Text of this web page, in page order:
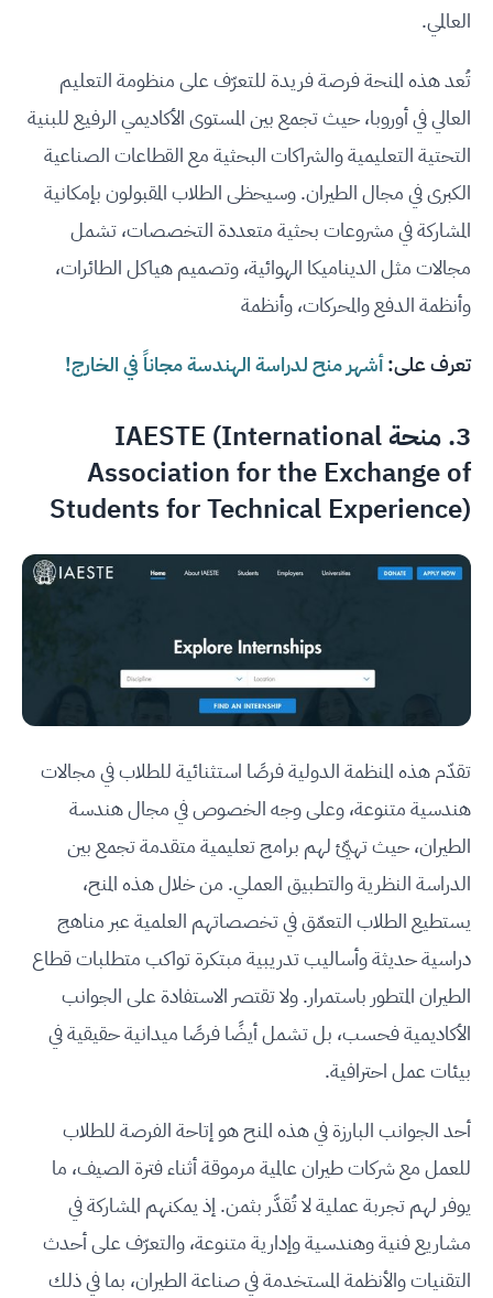
العالمي.
تُعد هذه المنحة فرصة فريدة للتعرّف على منظومة التعليم
العالي في أوروبا، حيث تجمع بين المستوى الأكاديمي الرفيع للبنية
التحتية التعليمية والشراكات البحثية مع القطاعات الصناعية
الكبرى في مجال الطيران. وسيحظى الطلاب المقبولون بإمكانية
المشاركة في مشروعات بحثية متعددة التخصصات، تشمل
مجالات مثل الديناميكا الهوائية، وتصميم هياكل الطائرات،
وأنظمة الدفع والمحركات، وأنظمة
تعرف على:أشهر منح لدراسة الهندسة مجاناً في الخارج!
3.
منحة IAESTE (International
Association for the Exchange of
Students for Technical Experience)
تقدّم هذه المنظمة الدولية فرصًا استثنائية للطلاب في مجالات
هندسية متنوعة، وعلى وجه الخصوص في مجال هندسة
الطيران، حيث تهيّئ لهم برامج تعليمية متقدمة تجمع بين
الدراسة النظرية والتطبيق العملي. من خلال هذه المنح،
يستطيع الطلاب التعمّق في تخصصاتهم العلمية عبر مناهج
دراسية حديثة وأساليب تدريبية مبتكرة تواكب متطلبات قطاع
الطيران المتطور باستمرار. ولا تقتصر الاستفادة على الجوانب
الأكاديمية فحسب، بل تشمل أيضًا فرصًا ميدانية حقيقية في
بيئات عمل احترافية.
أحد الجوانب البارزة في هذه المنح هو إتاحة الفرصة للطلاب
للعمل مع شركات طيران عالمية مرموقة أثناء فترة الصيف، ما
يوفر لهم تجربة عملية لا تُقدَّر بثمن. إذ يمكنهم المشاركة في
مشاريع فنية وهندسية وإدارية متنوعة، والتعرّف على أحدث
التقنيات والأنظمة المستخدمة في صناعة الطيران، بما في ذلك